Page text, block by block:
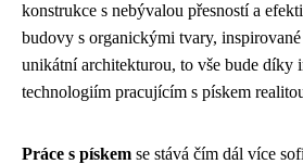
konstrukce s nebývalou přesností a
budovy s organickými tvary,
unikátní architekturou, to vše bude díky
technologiím pracujícím s pískem
Práce s pískem se stává čím dál více